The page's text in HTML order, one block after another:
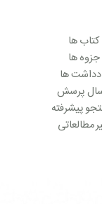
کتاب ها
جزوه ها
ها
پرسش
پیشرفته
مطالعاتی